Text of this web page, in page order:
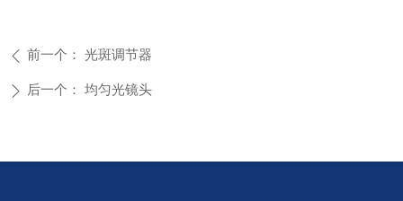
ꄴ 前一个： 光斑调节器
ꄲ 后一个： 均匀光镜头